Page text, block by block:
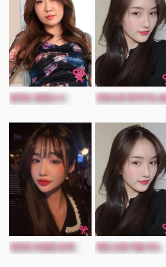
잘하는 옆집누나
대리모 위험한 관계 애인 교환 커플 섹스